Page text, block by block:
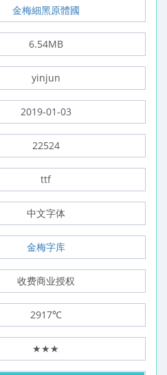
金梅細黑原體國
6.54MB
yinjun
2019-01-03
22524
ttf
中文字体
金梅字库
收费商业授权
2917℃
★★★